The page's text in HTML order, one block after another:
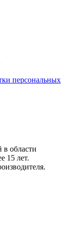
персональных
области
15 лет.